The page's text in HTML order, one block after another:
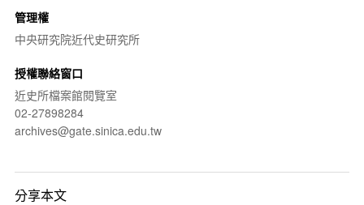
管理權
中央研究院近代史研究所
授權聯絡窗口
近史所檔案館閱覽室
02-27898284
archives@gate.sinica.edu.tw
分享本文